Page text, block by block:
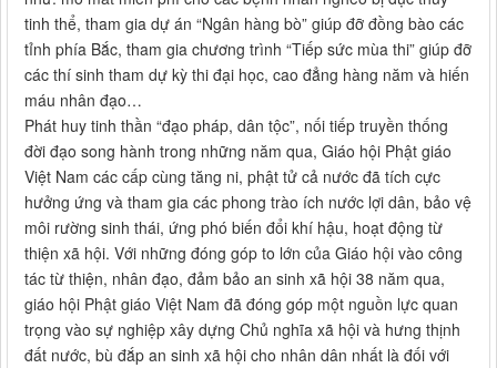
tinh thể, tham gia dự án “Ngân hàng bò” giúp đỡ đồng bào các
tỉnh phía Bắc, tham gia chương trình “Tiếp sức mùa thi” giúp đỡ
các thí sinh tham dự kỳ thi đại học, cao đẳng hàng năm và hiến
máu nhân đạo…
Phát huy tinh thần “đạo pháp, dân tộc”, nối tiếp truyền thống
đời đạo song hành trong những năm qua, Giáo hội Phật giáo
Việt Nam các cấp cùng tăng ni, phật tử cả nước đã tích cực
hưởng ứng và tham gia các phong trào ích nước lợi dân, bảo vệ
môi rường sinh thái, ứng phó biến đổi khí hậu, hoạt động từ
thiện xã hội. Với những đóng góp to lớn của Giáo hội vào công
tác từ thiện, nhân đạo, đảm bảo an sinh xã hội 38 năm qua,
giáo hội Phật giáo Việt Nam đã đóng góp một nguồn lực quan
trọng vào sự nghiệp xây dựng Chủ nghĩa xã hội và hưng thịnh
đất nước, bù đắp an sinh xã hội cho nhân dân nhất là đối với